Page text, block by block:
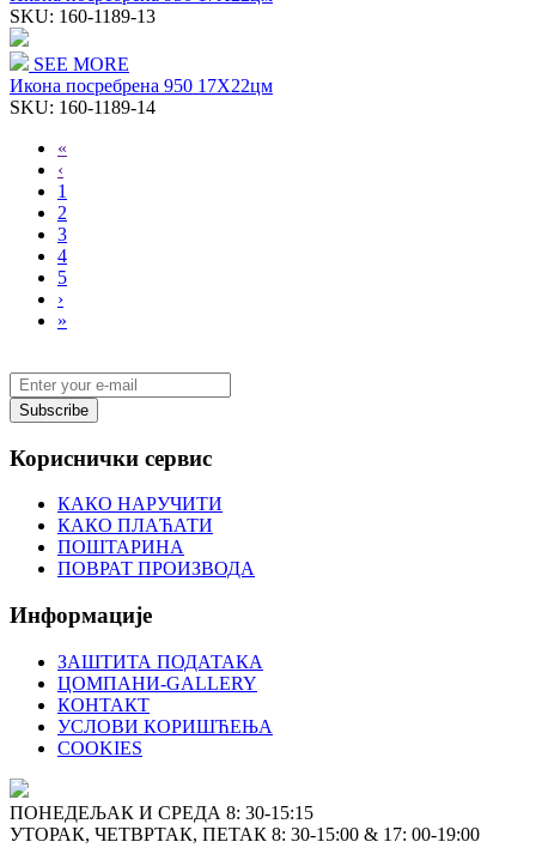
SKU: 160-1189-13
SEE MORE
Икона посребрена 950 17Χ22цм
SKU: 160-1189-14
«
‹
1
2
3
4
5
›
»
Subscribe
Кориснички сервис
КАКО НАРУЧИТИ
КАКО ПЛАЋАТИ
ПОШТАРИНА
ПОВРАТ ПРОИЗВОДА
Информације
ЗАШТИТА ПОДАТАКА
ЦОМПАНИ-GALLERY
КОНТАКТ
УСЛОВИ КОРИШЋЕЊА
COOKIES
ПОНЕДЕЉАК И СРЕДА 8: 30-15:15
УТОРАК, ЧЕТВРТАК, ПЕТАК 8: 30-15:00 & 17: 00-19:00